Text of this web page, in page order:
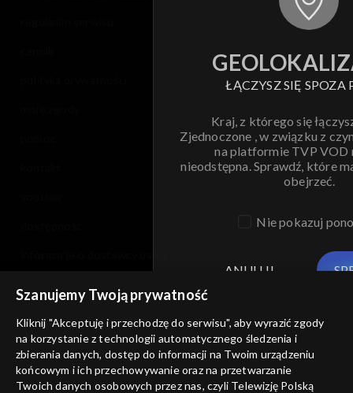
ŁĄCZYSZ SIĘ SPOZA
Kraj, z którego się
Zjednoczone , w związku z
na platformie TVP VOD
nieodstępna. Sprawdź, które
obejrzeć.
Nie pokazuj
ANULUJ
Szanujemy Twoją prywatność
Kliknij "Akceptuję i przechodzę do serwisu", aby wyrazić zgody
na korzystanie z technologii automatycznego śledzenia i
zbierania danych, dostęp do informacji na Twoim urządzeniu
końcowym i ich przechowywanie oraz na przetwarzanie
Twoich danych osobowych przez nas, czyli Telewizję Polską